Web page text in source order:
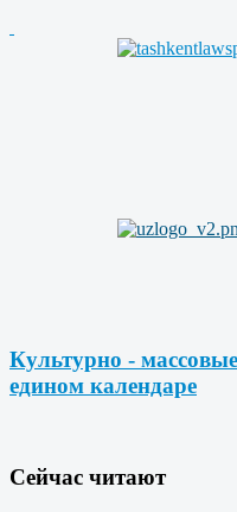
Культурно -
едином календаре
Cейчас читают